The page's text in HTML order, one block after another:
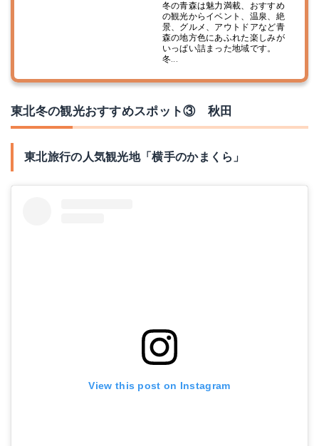
冬の青森は魅力満載、おすすめ
の観光からイベント、温泉、絶
景、グルメ、アウトドアなど青
森の地方色にあふれた楽しみが
いっぱい詰まった地域です。
冬...
東北冬の観光おすすめスポット③ 秋田
東北旅行の人気観光地「横手のかまくら」
View this post on Instagram